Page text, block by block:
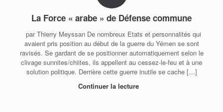
La Force « arabe » de Défense commune
par Thierry Meyssan De nombreux Etats et personnalités qui
avaient pris position au début de la guerre du Yémen se sont
ravisés. Se gardant de se positionner automatiquement selon le
clivage sunnites/chiites, ils appellent au cessez-le-feu et à une
solution politique. Derrière cette guerre inutile se cache […]
Continuer la lecture